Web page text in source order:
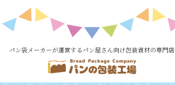
パン袋メーカーが運営するパン屋さん向け包装資材の専門店